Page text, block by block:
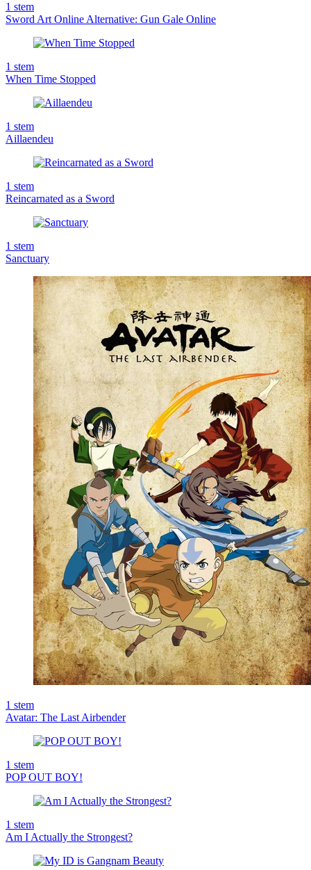
1 stem
Sword Art Online Alternative: Gun Gale Online
1 stem
When Time Stopped
1 stem
Aillaendeu
1 stem
Reincarnated as a Sword
1 stem
Sanctuary
1 stem
Avatar: The Last Airbender
1 stem
POP OUT BOY!
1 stem
Am I Actually the Strongest?